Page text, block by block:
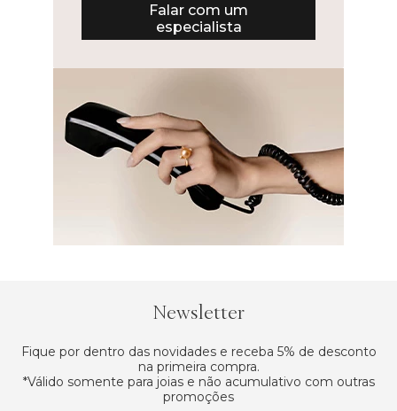
Falar com um
especialista
Newsletter
Fique por dentro das novidades e receba 5% de desconto
na primeira compra.
*Válido somente para joias e não acumulativo com outras
promoções